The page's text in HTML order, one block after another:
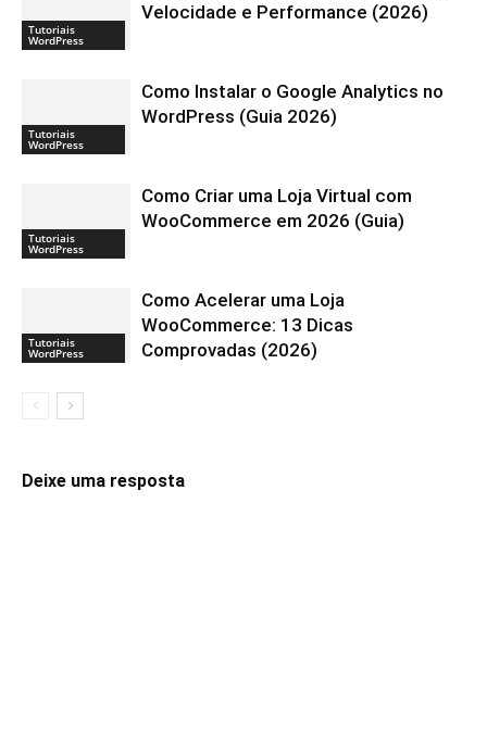
Tutoriais
WordPress
Velocidade e Performance (2026)
Tutoriais
WordPress
Como Instalar o Google Analytics no
WordPress (Guia 2026)
Tutoriais
WordPress
Como Criar uma Loja Virtual com
WooCommerce em 2026 (Guia)
Tutoriais
WordPress
Como Acelerar uma Loja
WooCommerce: 13 Dicas
Comprovadas (2026)
Deixe uma resposta